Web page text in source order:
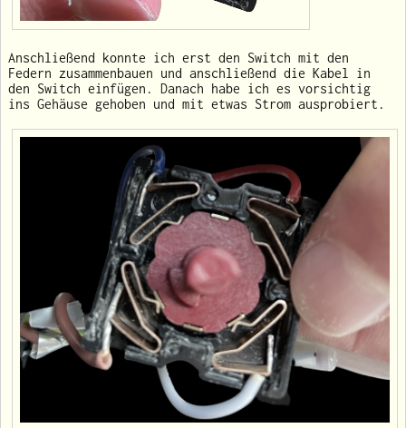
Anschließend konnte ich erst den Switch mit den
Federn zusammenbauen und anschließend die Kabel in
den Switch einfügen. Danach habe ich es vorsichtig
ins Gehäuse gehoben und mit etwas Strom ausprobiert.